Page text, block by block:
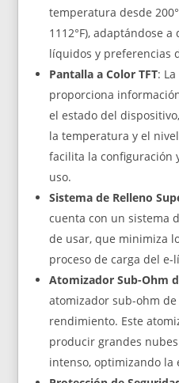
temperatura desde
1112°F), adaptándose
líquidos y preferencias
Pantalla a Color TFT:
proporciona
el estado del
la temperatura y el
facilita la configuración
uso.
Sistema de Relleno
cuenta con un sistema
de usar, que minimiza
proceso de carga del e-
Atomizador Sub-Ohm
atomizador sub-ohm
rendimiento. Este
producir grandes
intenso, optimizando la